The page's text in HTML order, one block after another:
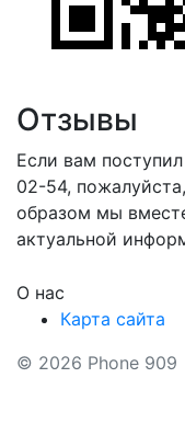
Отзывы
Если вам
02-54,
образом мы
актуальной
О нас
Карта сайта
© 2026 Phone 909